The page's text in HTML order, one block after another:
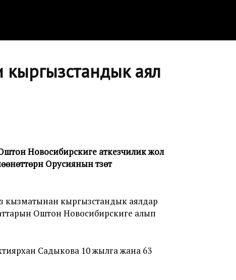
кыргызстандык аял
Новосибирскиге аткезчилик жол
Орусиянын түзөтүү
кыргызстандык аялдар
Оштон Новосибирскиге алып
Садыкова 10 жылга жана 63